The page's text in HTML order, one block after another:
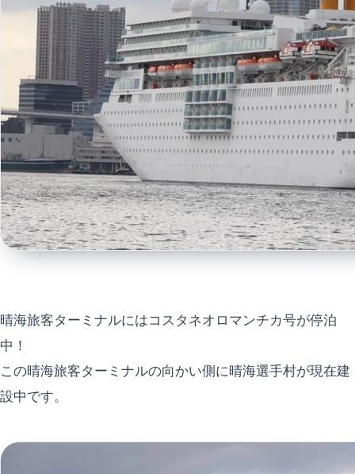
晴海旅客ターミナルにはコスタネオロマンチカ号が停泊
中！
この晴海旅客ターミナルの向かい側に晴海選手村が現在建
設中です。